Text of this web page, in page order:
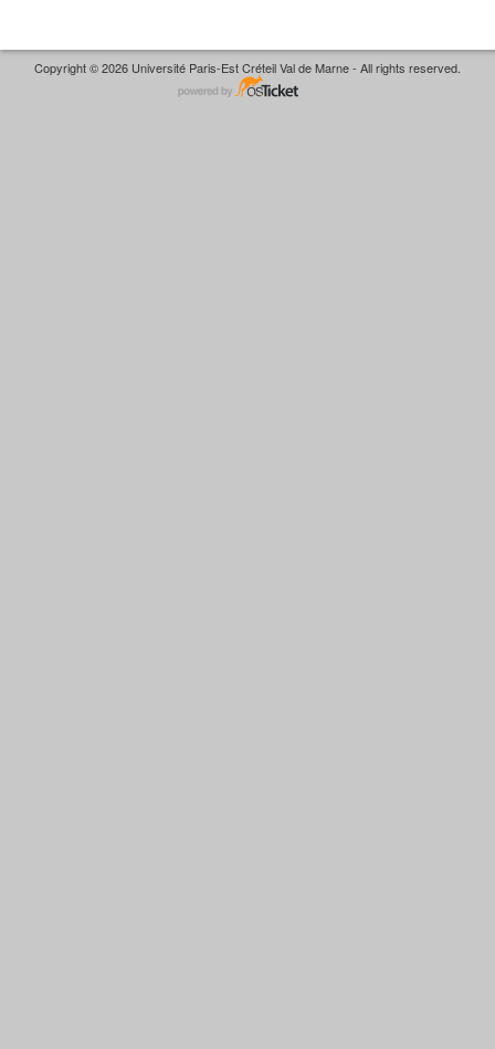
Copyright © 2026 Université Paris-Est Créteil Val de Marne - All rights reserved.